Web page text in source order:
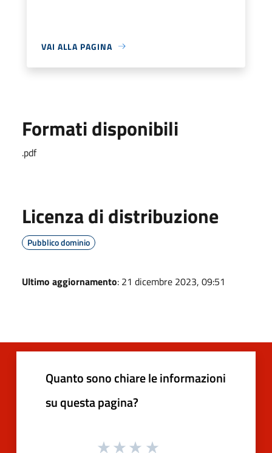
VAI ALLA PAGINA
Formati disponibili
.pdf
Licenza di distribuzione
Pubblico dominio
Ultimo aggiornamento: 21 dicembre 2023, 09:51
Quanto sono chiare le informazioni
su questa pagina?